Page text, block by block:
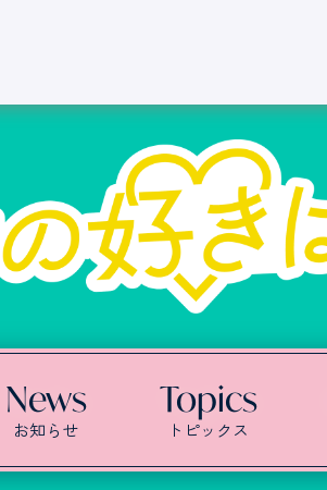
News
お知らせ
Topics
トピックス